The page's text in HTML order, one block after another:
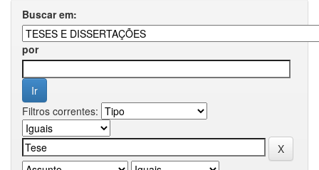
Buscar em:
por
Filtros correntes: